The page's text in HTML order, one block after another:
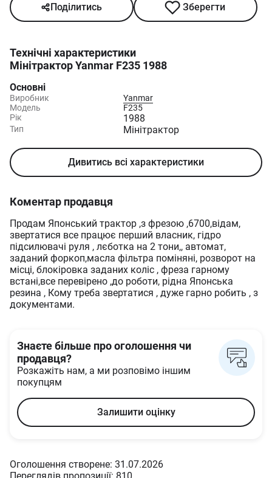
Поділитись Зберегти
Технічні характеристики
Мінітрактор Yanmar F235 1988
Основні
Виробник
Yanmar
Модель
F235
Рік
1988
Тип Мінітрактор
Дивитись всі характеристики
Коментар продавця
Продам Японський трактор ,з фрезою ,6700,відам,
звертатися все працює перший власник, гідро
підсилювачі руля , лєботка на 2 тони,, автомат,
заданий форкоп,масла фільтра поміняні, розворот на
місці, блокіровка заданих коліс , фреза гарному
встані,все перевірено ,до роботи, рідна Японська
резина , Кому треба звертатися , дуже гарно робить , з
документами.
Знаєте більше про оголошення чи
продавця?
Розкажіть нам, а ми розповімо іншим
покупцям
Залишити оцінку
Оголошення створене: 31.07.2026